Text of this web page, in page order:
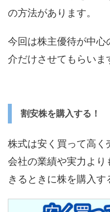
の方法があります。
今回は株主優待が中心
介だけさせてもらいま
割安株を購入する！
株式は安く買って高く
会社の業績や実力よ
きるときに株を購入す